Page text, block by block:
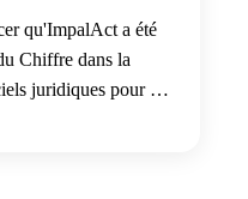
qu'ImpalAct a été
Chiffre dans la
juridiques pour la